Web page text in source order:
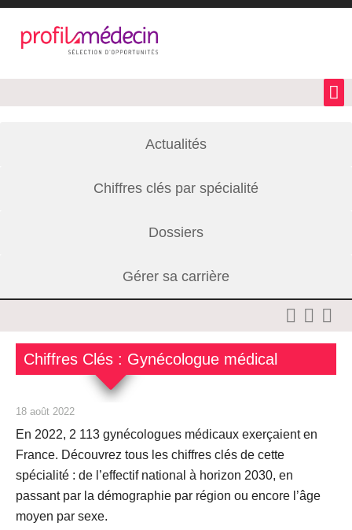
Actualités
Chiffres clés par spécialité
Dossiers
Gérer sa carrière
Chiffres Clés : Gynécologue médical
18 août 2022
En 2022, 2 113 gynécologues médicaux exerçaient en
France. Découvrez tous les chiffres clés de cette
spécialité : de l’effectif national à horizon 2030, en
passant par la démographie par région ou encore l’âge
moyen par sexe.